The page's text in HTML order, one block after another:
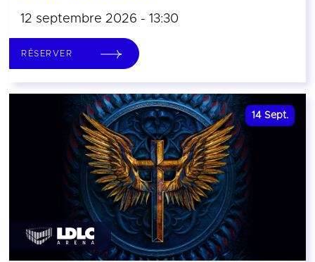
12 septembre 2026 - 13:30
RÉSERVER
14 Sept.